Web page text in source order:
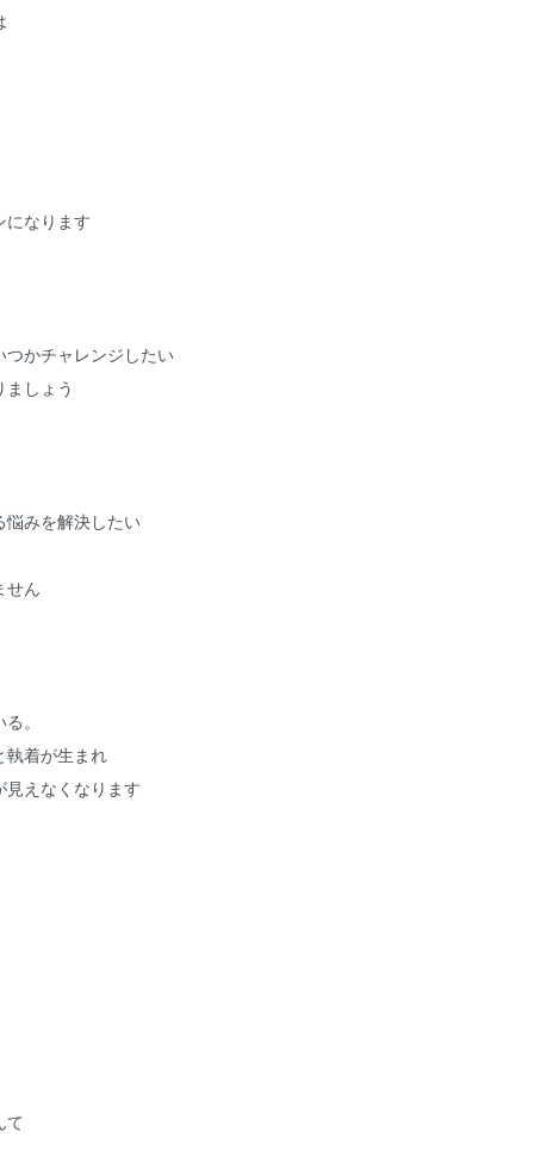
になります
かチャレンジしたい
しょう
悩みを解決したい
せん
。
着が生まれ
えなくなります
て